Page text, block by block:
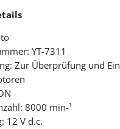
YT-7311
Zur Überprüfung und
8000 min-¹
12 V d.c.